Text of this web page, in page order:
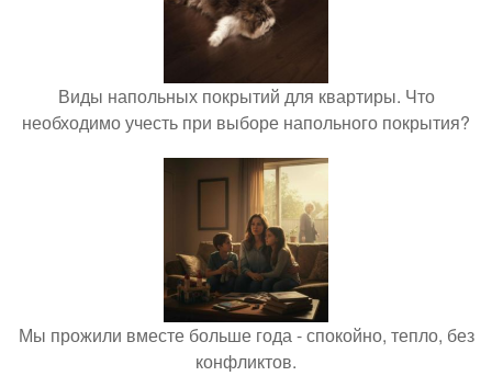
Виды напольных покрытий для квартиры. Что
необходимо учесть при выборе напольного покрытия?
Мы прожили вместе больше года - спокойно, тепло, без
конфликтов.